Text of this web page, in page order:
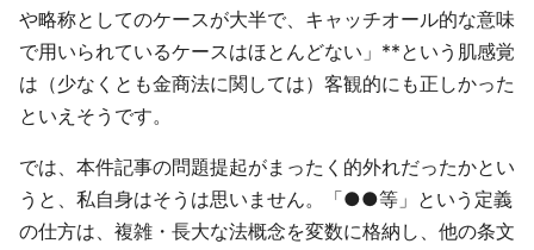
や略称としてのケースが大半で、キャッチオール的な意味
で用いられているケースはほとんどない」**という肌感覚
は（少なくとも金商法に関しては）客観的にも正しかった
といえそうです。
では、本件記事の問題提起がまったく的外れだったかとい
うと、私自身はそうは思いません。「●●等」という定義
の仕方は、複雑・長大な法概念を変数に格納し、他の条文